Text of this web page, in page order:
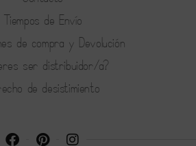
Tiempos de Envío
de compra y Devolución
ser distribuidor/a?
de desistimiento